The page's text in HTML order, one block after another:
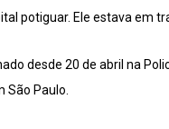
potiguar. Ele estava em
desde 20 de abril na
Paulo.